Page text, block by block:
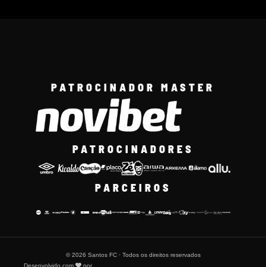
PATROCINADOR MASTER
PATROCINADORES
PARCEIROS
© 2026 Santos FC · Todos os direitos reservados
Desenvolvido com
por